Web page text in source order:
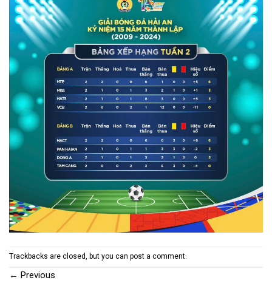
Trackbacks are closed, but you can post a comment
← Previous